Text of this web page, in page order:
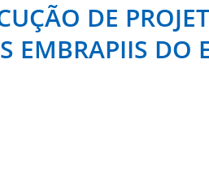
DE
EMBRAPIIS DO